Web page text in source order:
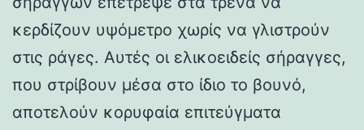
κερδίζουν υψόμετρο χωρίς να γλιστρούν
στις ράγες. Αυτές οι ελικοειδείς σήραγγες,
που στρίβουν μέσα στο ίδιο το βουνό,
αποτελούν κορυφαία επιτεύγματα